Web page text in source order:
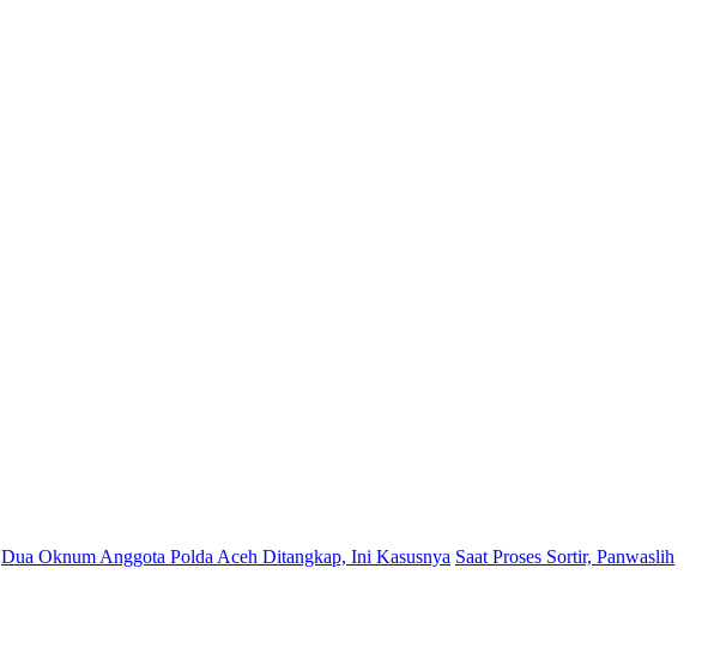
Dua Oknum Anggota Polda Aceh Ditangkap, Ini Kasusnya Saat Proses Sortir, Panwaslih